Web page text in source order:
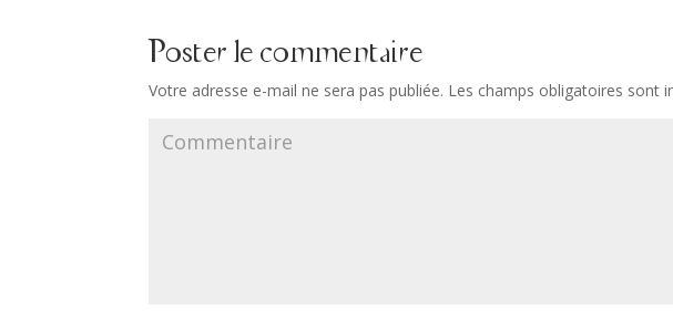
Poster le commentaire
Votre adresse e-mail ne sera pas publiée. Les champs obligatoires sont